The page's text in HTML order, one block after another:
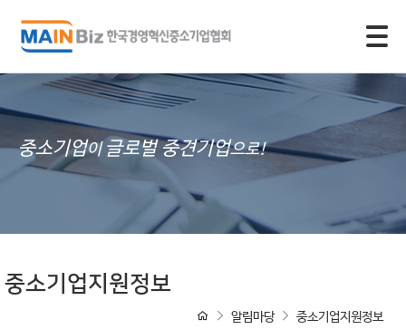
중소기업이 글로벌 중견기업으로!
중소기업지원정보
알림마당 중소기업지원정보